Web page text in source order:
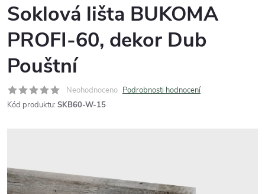
Soklová lišta BUKOMA
PROFI-60, dekor Dub
Pouštní
Neohodnoceno Podrobnosti hodnocení
Kód produktu: SKB60-W-15